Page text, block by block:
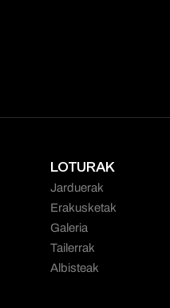
LOTURAK
Jarduerak
Erakusketak
Galeria
Tailerrak
Albisteak